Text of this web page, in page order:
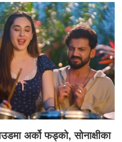
अर्को फड्को, सोनाक्षीका